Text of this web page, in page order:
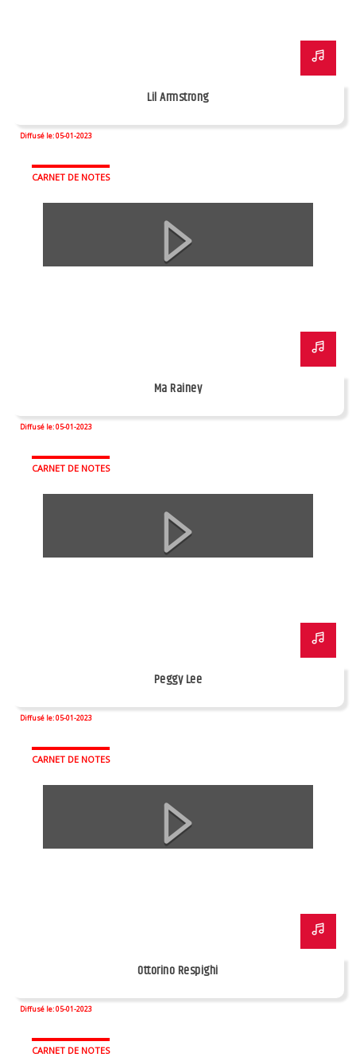
Lil Armstrong
Diffusé le: 05-01-2023
CARNET DE NOTES
Ma Rainey
Diffusé le: 05-01-2023
CARNET DE NOTES
Peggy Lee
Diffusé le: 05-01-2023
CARNET DE NOTES
Ottorino Respighi
Diffusé le: 05-01-2023
CARNET DE NOTES